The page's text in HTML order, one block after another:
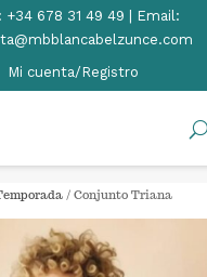
+34 678 31 49 49 | Email:
Mi cuenta/Registro
/ Conjunto Triana